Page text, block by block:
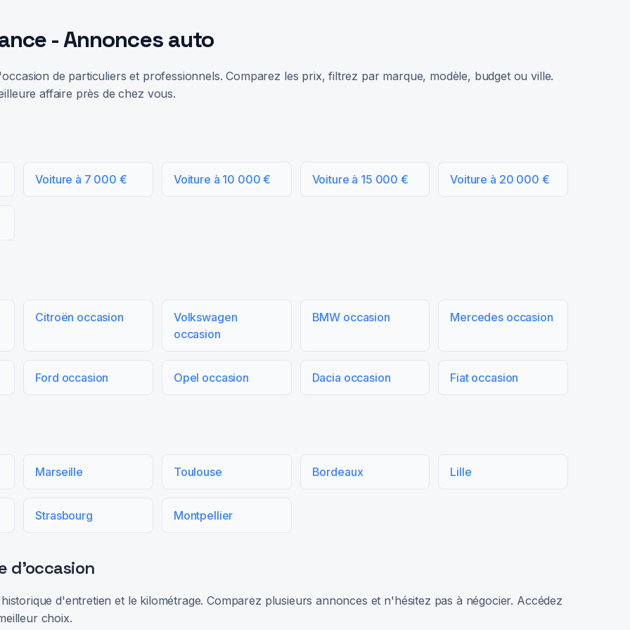
- Annonces auto
de particuliers et professionnels. Comparez les prix, filtrez par marque, modèle, budget ou ville.
affaire près de chez vous.
Voiture à 7 000 € Voiture à 10 000 € Voiture à 15 000 € Voiture à 20 000 €
Citroën occasion
Volkswagen
occasion
BMW occasion Mercedes occasion
Ford occasion Opel occasion Dacia occasion Fiat occasion
Marseille Toulouse Bordeaux Lille
Strasbourg Montpellier
d'occasion
d'entretien et le kilométrage. Comparez plusieurs annonces et n'hésitez pas à négocier. Accédez
choix.